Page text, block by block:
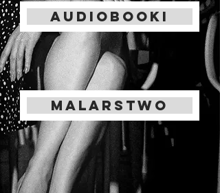
audiobooki
MALARSTWO